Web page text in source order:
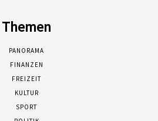
Themen
PANORAMA
FINANZEN
FREIZEIT
KULTUR
SPORT